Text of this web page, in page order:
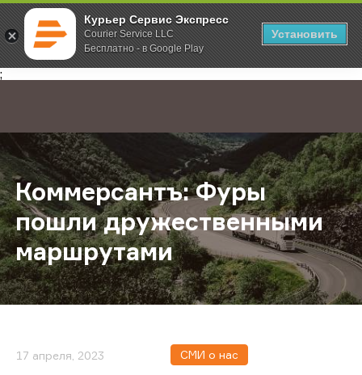
Курьер Сервис Экспресс
Courier Service LLC
Бесплатно - в Google Play
Установить
;
Главная О компании Новости Коммерсантъ: Фуры пошли
Коммерсантъ: Фуры
пошли дружественными
маршрутами
17 апреля, 2023 СМИ о нас